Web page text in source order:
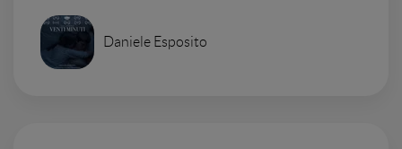
Daniele Esposito